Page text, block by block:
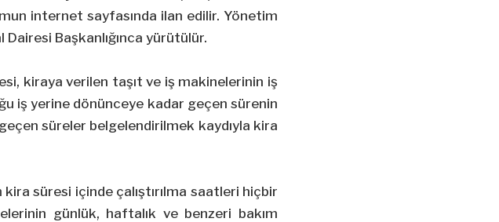
internet sayfasında ilan edilir. Yönetim
Başkanlığınca yürütülür.
kiraya verilen taşıt ve iş makinelerinin iş
iş yerine dönünceye kadar geçen sürenin
süreler belgelendirilmek kaydıyla kira
süresi içinde çalıştırılma saatleri hiçbir
günlük, haftalık ve benzeri bakım